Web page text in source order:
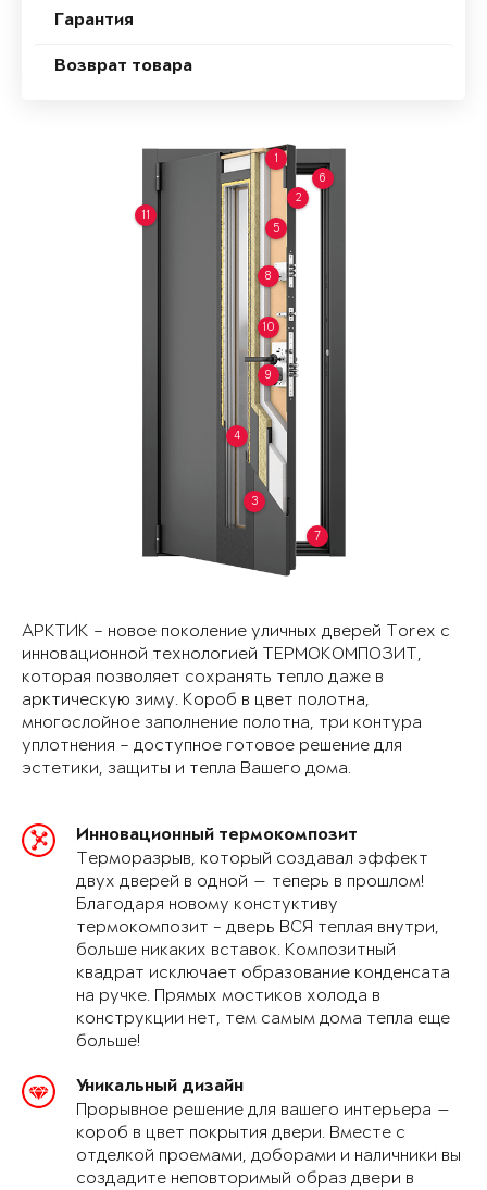
Гарантия
Возврат товара
1
2
3
4
5
6
7
8
9
10
11
АРКТИК – новое поколение уличных дверей Torex с
инновационной технологией ТЕРМОКОМПОЗИТ,
которая позволяет сохранять тепло даже в
арктическую зиму. Короб в цвет полотна,
многослойное заполнение полотна, три контура
уплотнения – доступное готовое решение для
эстетики, защиты и тепла Вашего дома.
Инновационный термокомпозит
Терморазрыв, который создавал эффект
двух дверей в одной — теперь в прошлом!
Благодаря новому констуктиву
термокомпозит - дверь ВСЯ теплая внутри,
больше никаких вставок. Композитный
квадрат исключает образование конденсата
на ручке. Прямых мостиков холода в
конструкции нет, тем самым дома тепла еще
больше!
Уникальный дизайн
Прорывное решение для вашего интерьера —
короб в цвет покрытия двери. Вместе с
отделкой проемами, доборами и наличники вы
создадите неповторимый образ двери в